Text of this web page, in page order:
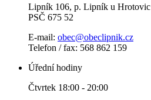
Lipník 106, p. Lipník u Hrotovic
PSČ 675 52
E-mail: obec@obeclipnik.cz
Telefon / fax: 568 862 159
Úřední hodiny
Čtvrtek 18:00 - 20:00